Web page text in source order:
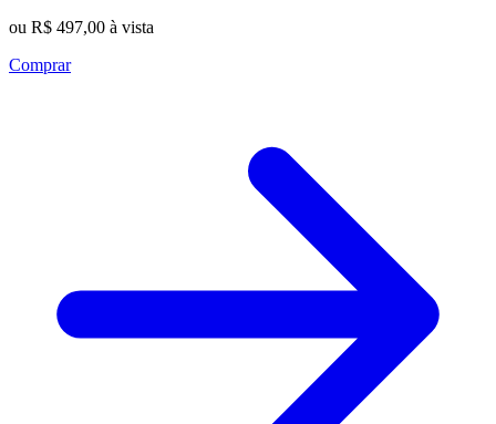
ou R$ 497,00 à vista
Comprar